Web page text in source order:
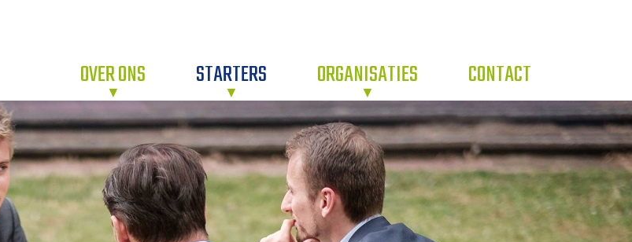
OVER ONS STARTERS ORGANISATIES CONTACT